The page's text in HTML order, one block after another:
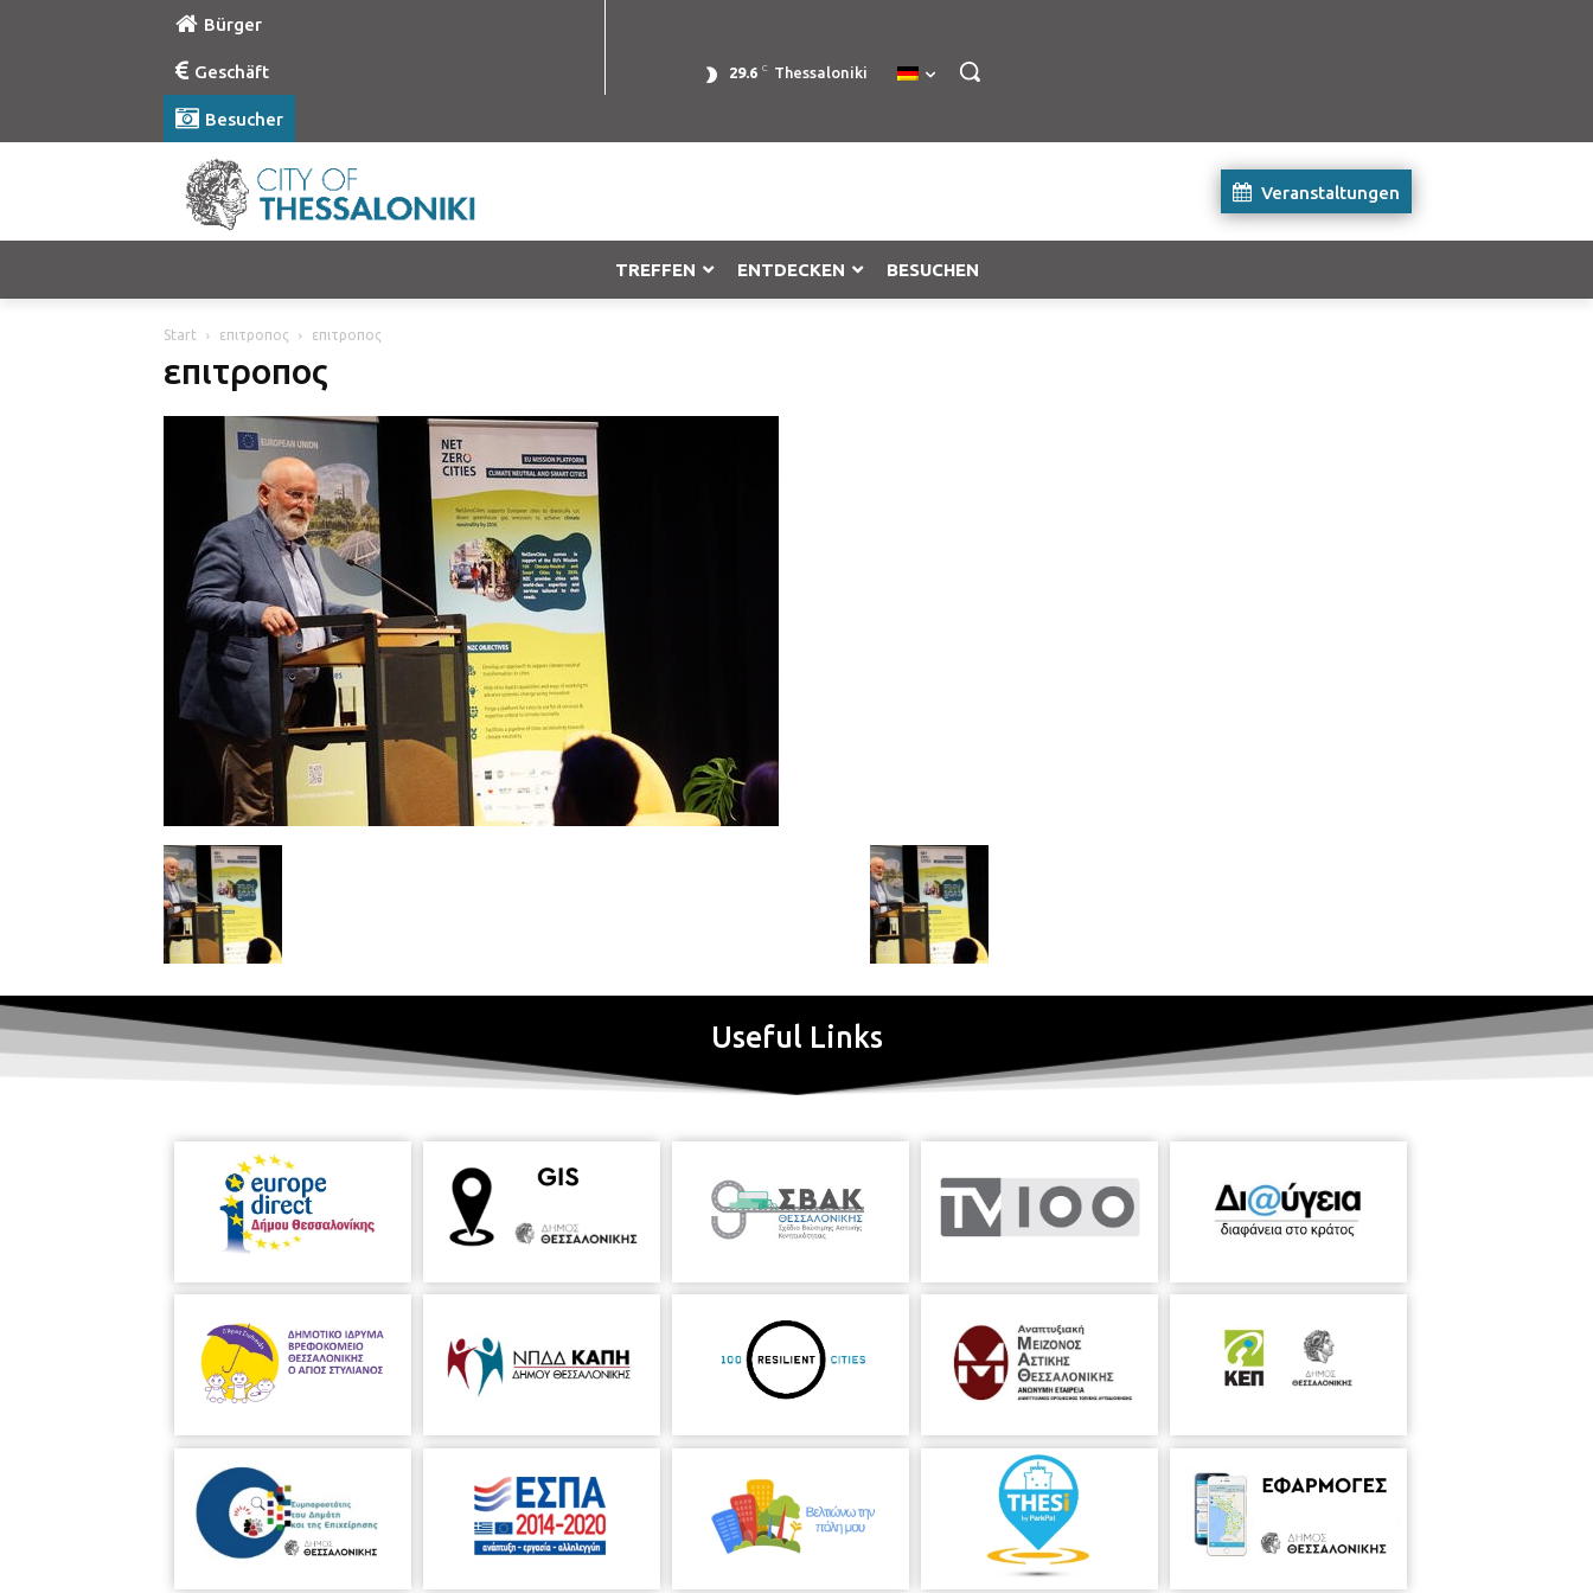
Bürger
Geschäft
Besucher
29.6 C Thessaloniki
Veranstaltungen
TREFFEN ENTDECKEN BESUCHEN
Start επιτροπος επιτροπος
επιτροπος
Useful Links